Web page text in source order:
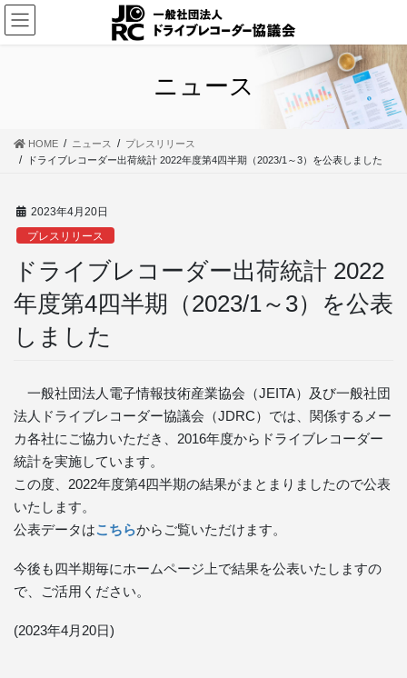
コ
ン
ナ
ビ
ニュース
HOME ニュース
プレスリリース
ドライブレコーダー出荷統計 2022年度第4四半期（2023/1～3）を公表しました
2023年4月20日
プレスリリース
ドライブレコーダー出荷統計 2022
年度第4四半期（2023/1～3）を公表
しました
一般社団法人電子情報技術産業協会（JEITA）及び一般社団
法人ドライブレコーダー協議会（JDRC）では、関係するメー
カ各社にご協力いただき、2016年度からドライブレコーダー
統計を実施しています。
この度、2022年度第4四半期の結果がまとまりましたので公表
いたします。
公表データはこちらからご覧いただけます。
今後も四半期毎にホームページ上で結果を公表いたしますの
で、ご活用ください。
(2023年4月20日)